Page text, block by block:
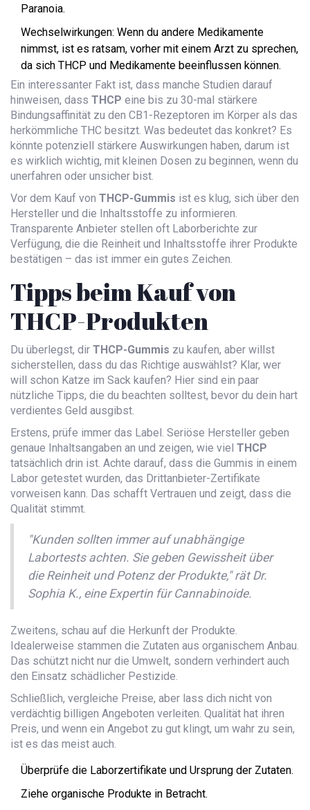
Paranoia.
Wechselwirkungen: Wenn du andere Medikamente
nimmst, ist es ratsam, vorher mit einem Arzt zu sprechen,
da sich THCP und Medikamente beeinflussen können.
Ein interessanter Fakt ist, dass manche Studien darauf
hinweisen, dass THCP eine bis zu 30-mal stärkere
Bindungsaffinität zu den CB1-Rezeptoren im Körper als das
herkömmliche THC besitzt. Was bedeutet das konkret? Es
könnte potenziell stärkere Auswirkungen haben, darum ist
es wirklich wichtig, mit kleinen Dosen zu beginnen, wenn du
unerfahren oder unsicher bist.
Vor dem Kauf von THCP-Gummis ist es klug, sich über den
Hersteller und die Inhaltsstoffe zu informieren.
Transparente Anbieter stellen oft Laborberichte zur
Verfügung, die die Reinheit und Inhaltsstoffe ihrer Produkte
bestätigen – das ist immer ein gutes Zeichen.
Tipps beim Kauf von
THCP-Produkten
Du überlegst, dir THCP-Gummis zu kaufen, aber willst
sicherstellen, dass du das Richtige auswählst? Klar, wer
will schon Katze im Sack kaufen? Hier sind ein paar
nützliche Tipps, die du beachten solltest, bevor du dein hart
verdientes Geld ausgibst.
Erstens, prüfe immer das Label. Seriöse Hersteller geben
genaue Inhaltsangaben an und zeigen, wie viel THCP
tatsächlich drin ist. Achte darauf, dass die Gummis in einem
Labor getestet wurden, das Drittanbieter-Zertifikate
vorweisen kann. Das schafft Vertrauen und zeigt, dass die
Qualität stimmt.
"Kunden sollten immer auf unabhängige
Labortests achten. Sie geben Gewissheit über
die Reinheit und Potenz der Produkte," rät Dr.
Sophia K., eine Expertin für Cannabinoide.
Zweitens, schau auf die Herkunft der Produkte.
Idealerweise stammen die Zutaten aus organischem Anbau.
Das schützt nicht nur die Umwelt, sondern verhindert auch
den Einsatz schädlicher Pestizide.
Schließlich, vergleiche Preise, aber lass dich nicht von
verdächtig billigen Angeboten verleiten. Qualität hat ihren
Preis, und wenn ein Angebot zu gut klingt, um wahr zu sein,
ist es das meist auch.
Überprüfe die Laborzertifikate und Ursprung der Zutaten.
Ziehe organische Produkte in Betracht.